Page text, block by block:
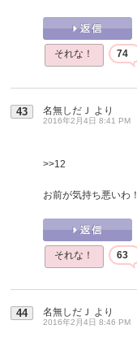
それな！ 74
43 名無しだＪ より
2016年2月4日 8:41 PM
>>12
お前が気持ち悪いわ
それな！ 63
44 名無しだＪ より
2016年2月4日 8:46 PM